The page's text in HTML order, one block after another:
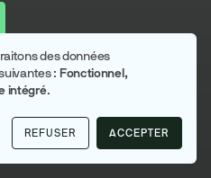
des données
: Fonctionnel,
intégré.
REFUSER ACCEPTER